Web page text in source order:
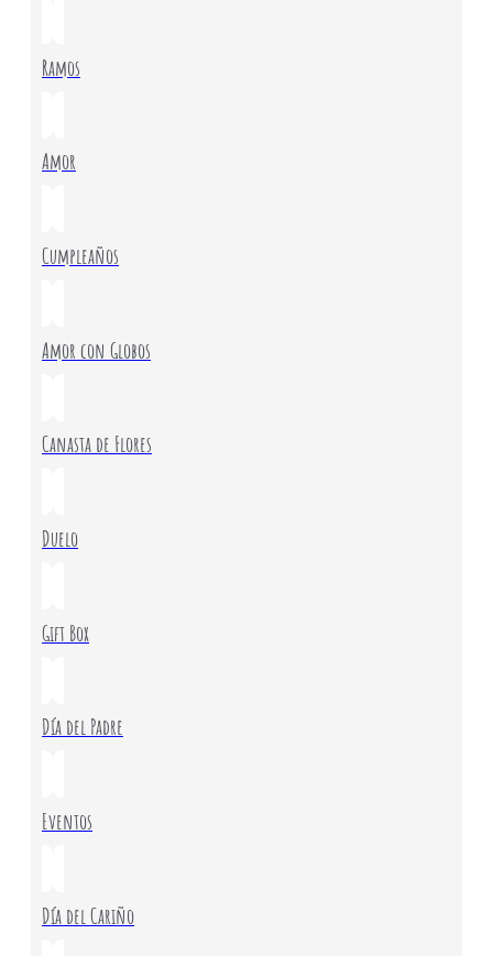
Ramos
Amor
Cumpleaños
Amor con Globos
Canasta de Flores
Duelo
Gift Box
Día del Padre
Eventos
Día del Cariño